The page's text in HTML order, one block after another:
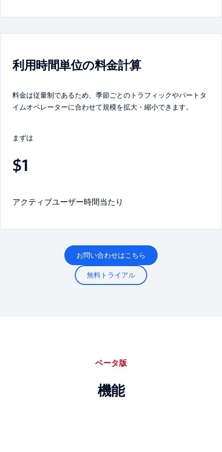
利用時間単位の料金計算
料金は従量制であるため、季節ごとのトラフィックやパートタ
イムオペレーターに合わせて規模を拡大・縮小できます。
まずは
$1
アクティブユーザー時間当たり
お問い合わせはこちら
無料トライアル
ベータ版
機能